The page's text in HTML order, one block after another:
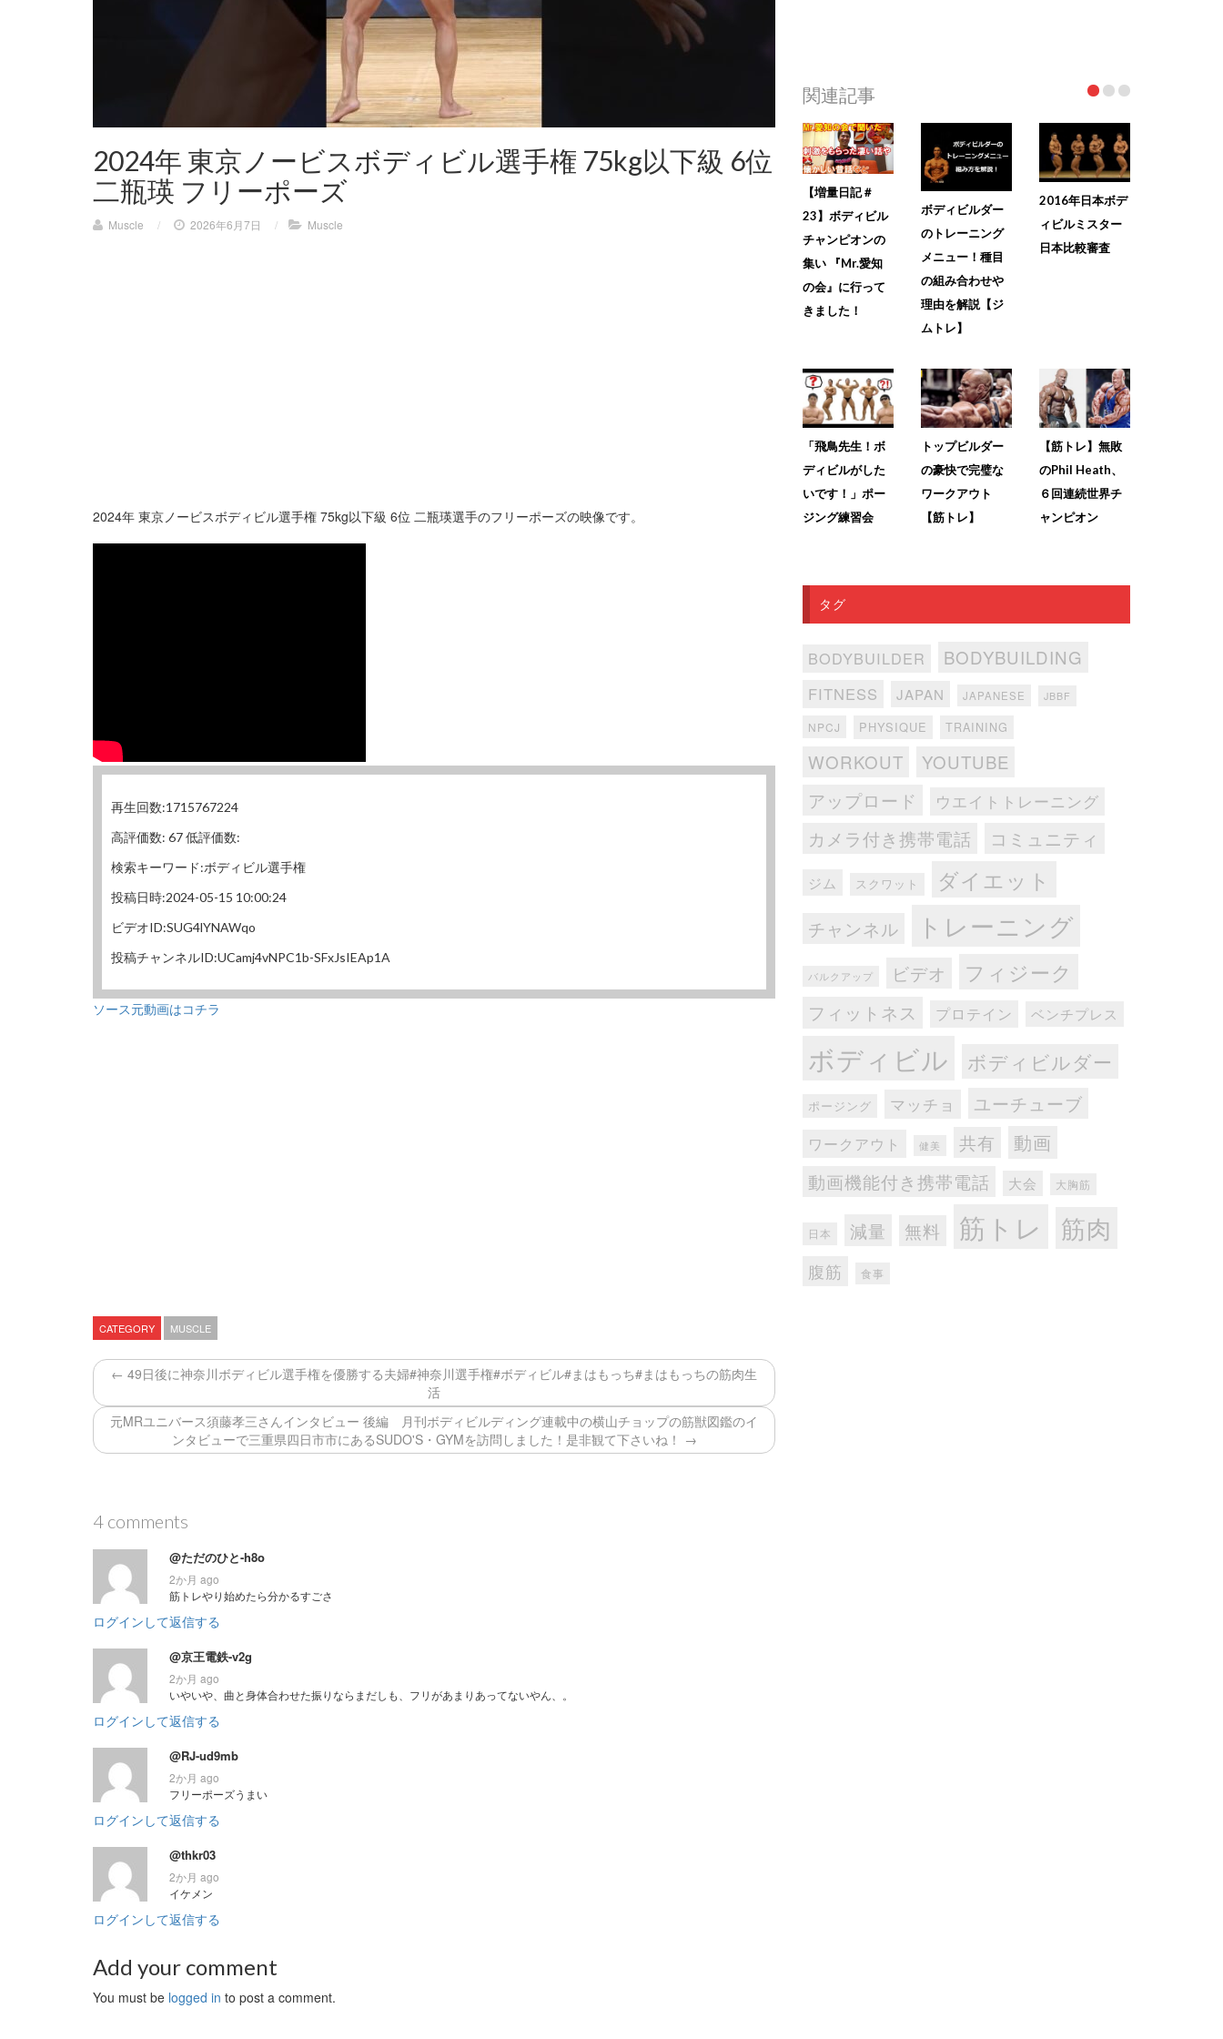
2024年 東京ノービスボディビル選手権 75kg以下級 6位
二瓶瑛 フリーポーズ
Muscle / 2026年6月7日 / Muscle
2024年 東京ノービスボディビル選手権 75kg以下級 6位 二瓶瑛選手のフリーポーズの映像です。
再生回数:1715767224
高評価数: 67 低評価数:
検索キーワード:ボディビル選手権
投稿日時:2024-05-15 10:00:24
ビデオID:SUG4lYNAWqo
投稿チャンネルID:UCamj4vNPC1b-SFxJsIEAp1A
ソース元動画はコチラ
CATEGORY MUSCLE
← 49日後に神奈川ボディビル選手権を優勝する夫婦#神奈川選手権#ボディビル#まはもっち#まはもっちの筋肉生
活
元MRユニバース須藤孝三さんインタビュー 後編 月刊ボディビルディング連載中の横山チョップの筋獣図鑑のイ
ンタビューで三重県四日市市にあるSUDO'S・GYMを訪問しました！是非観て下さいね！ →
4 comments
@ただのひと-h8o
2か月 ago
筋トレやり始めたら分かるすごさ
ログインして返信する
@京王電鉄-v2g
2か月 ago
いやいや、曲と身体合わせた振りならまだしも、フリがあまりあってないやん、。
ログインして返信する
@RJ-ud9mb
2か月 ago
フリーポーズうまい
ログインして返信する
@thkr03
2か月 ago
イケメン
ログインして返信する
Add your comment
You must be logged in to post a comment.
関連記事
【増量日記＃
23】ボディビル
チャンピオンの
集い 『Mr.愛知
の会』に行って
きました！
ボディビルダー
のトレーニング
メニュー！種目
の組み合わせや
理由を解説【ジ
ムトレ】
2016年日本ボデ
ィビルミスター
日本比較審査
「飛鳥先生！ボ
ディビルがした
いです！」ポー
ジング練習会
トップビルダー
の豪快で完璧な
ワークアウト
【筋トレ】
【筋トレ】無敗
のPhil Heath、
６回連続世界チ
ャンピオン
タグ
BODYBUILDER BODYBUILDING
FITNESS JAPAN JAPANESE JBBF
NPCJ PHYSIQUE TRAINING
WORKOUT
YOUTUBE
アップロード
ウエイトトレーニング
カメラ付き携帯電話 コミュニティ
ジム スクワット ダイエット
チャンネル トレーニング
バルクアップ ビデオ フィジーク
フィットネス プロテイン ベンチプレス
ボディビル ボディビルダー
ポージング マッチョ ユーチューブ
ワークアウト 健美 共有 動画
動画機能付き携帯電話 大会 大胸筋
日本 減量 無料 筋トレ 筋肉
腹筋 食事